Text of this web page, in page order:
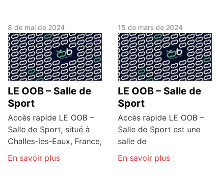
8 de mai de 2024
LE OOB – Salle de
Sport
Accès rapide LE OOB –
Salle de Sport, situé à
Challes-les-Eaux, France,
En savoir plus
15 de mars de 2024
LE OOB – Salle de
Sport
Accès rapide LE OOB –
Salle de Sport est une
salle de
En savoir plus